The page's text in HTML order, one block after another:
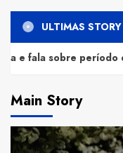
ULTIMAS STORY
de luto
Main Story